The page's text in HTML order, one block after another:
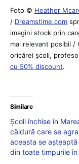
Foto © Heather
/ Dreamstime.com
imagini stock prin
mai relevant posibil /
oricărei școli,
cu 50% discount.
Similare
Școli închise în
căldură care se
aceasta se
din toate timpurile